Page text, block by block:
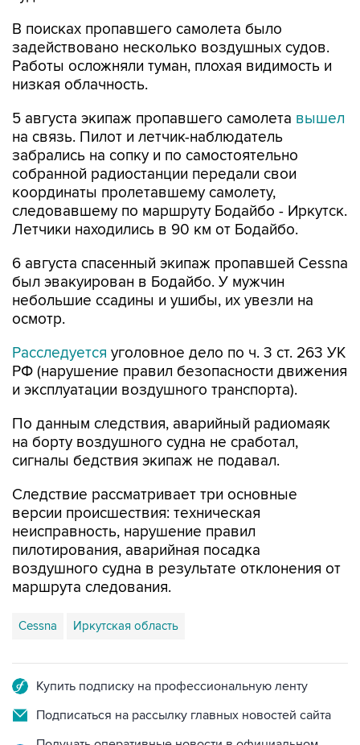
В поисках пропавшего самолета было
задействовано несколько воздушных судов.
Работы осложняли туман, плохая видимость и
низкая облачность.
5 августа экипаж пропавшего самолета вышел
на связь. Пилот и летчик-наблюдатель
забрались на сопку и по самостоятельно
собранной радиостанции передали свои
координаты пролетавшему самолету,
следовавшему по маршруту Бодайбо - Иркутск.
Летчики находились в 90 км от Бодайбо.
6 августа спасенный экипаж пропавшей Cessna
был эвакуирован в Бодайбо. У мужчин
небольшие ссадины и ушибы, их увезли на
осмотр.
Расследуется уголовное дело по ч. 3 ст. 263 УК
РФ (нарушение правил безопасности движения
и эксплуатации воздушного транспорта).
По данным следствия, аварийный радиомаяк
на борту воздушного судна не сработал,
сигналы бедствия экипаж не подавал.
Следствие рассматривает три основные
версии происшествия: техническая
неисправность, нарушение правил
пилотирования, аварийная посадка
воздушного судна в результате отклонения от
маршрута следования.
Cessna Иркутская область
Купить подписку на профессиональную ленту
Подписаться на рассылку главных новостей сайта